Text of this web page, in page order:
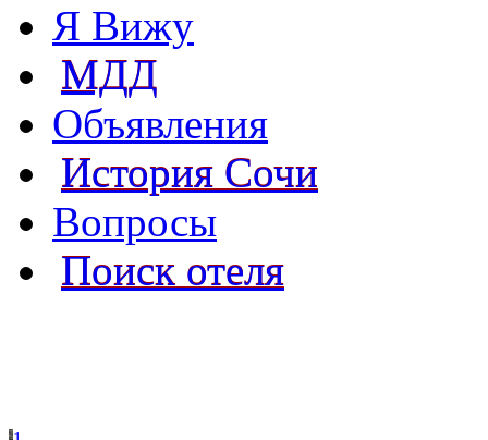
Я Вижу
МДД
Объявления
История Сочи
Вопросы
Поиск отеля